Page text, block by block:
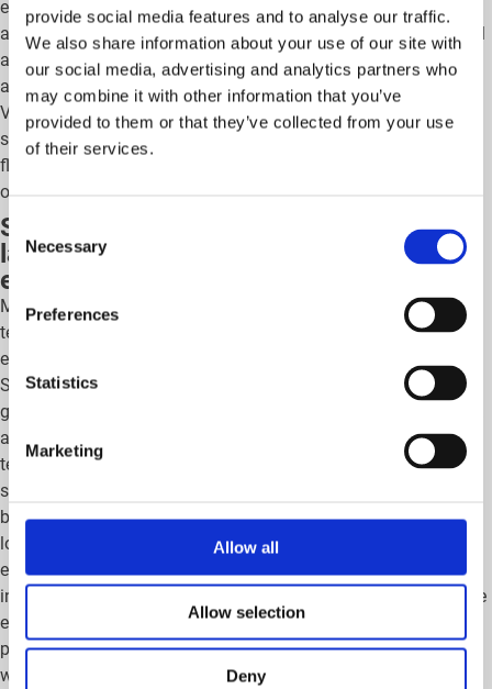
provide social media features and to analyse our traffic.
We also share information about your use of our site with
our social media, advertising and analytics partners who
may combine it with other information that you’ve
provided to them or that they’ve collected from your use
of their services.
Consent
Selection
Necessary
Preferences
Statistics
Marketing
Allow all
Allow selection
Deny
elektriciteitsaansluiting, en vereist dit ingrijpende aanpassingen
aan de bestaande infrastructuur? Kan het elektriciteitsnet dit wel
aan, rekening houdend met het capaciteitstarief? Zijn er
alternatieve oplossingen beschikbaar? Enz.
Vaak ontbreekt het bedrijven aan de benodigde expertise en
schrikken bovengenoemde legitieme vragen de meerderheid van
fleetmanagers af. Mobiflow en Phoenix Contact bieden hiervoor
oplossingen dankzij slimme technologie.
Slimme laadinfrastructuur en slimme
laadpalen voorzien van een
energiemanagementsysteem
Mobiflow biedt in samenwerking met Phoenix Contact slimme
technologische oplossingen voor deze complexe
energievraagstukken.
Stel je voor dat je je energieverbruik efficiënter verdeelt, zodat je
geen behoefte hebt aan een zwaardere stroomaansluiting. Denk
aan het vermijden van piekmomenten door niet alle voertuigen
tegelijk op vol vermogen op te laden. Dit wordt mogelijk met
slimme laadinfrastructuur die naadloos geïntegreerd is in het
bredere systeem van je locatie en die zowel verbonden is met
lokale energieproductie als met het netwerk van
energieleveranciers. Deze laadinfrastructuur maakt gebruik van
intelligente software en artificiële intelligentie om de beschikbare
energie optimaal te verdelen over diverse laadpunten, waarbij
prioriteit wordt gegeven aan voertuigen die dringend moeten
worden opgeladen.